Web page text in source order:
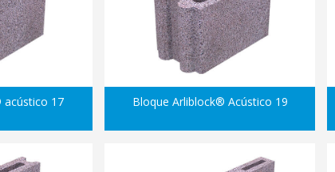
acústico 17 Bloque Arliblock® Acústico 19